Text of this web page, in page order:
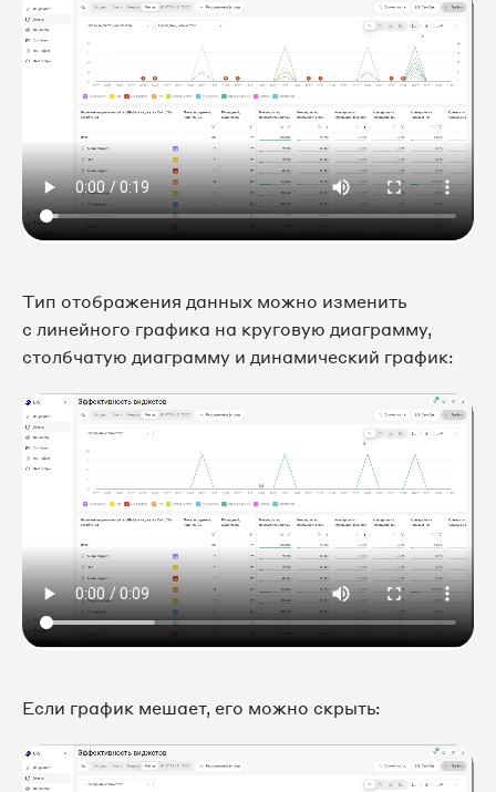
Тип отображения данных можно изменить
с линейного графика на круговую диаграмму,
столбчатую диаграмму и динамический график:
Если график мешает, его можно скрыть: